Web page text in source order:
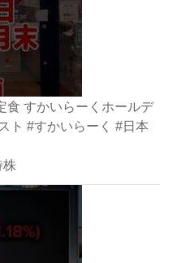
食 すかいらーくホールデ
ト #すかいらーく #日本
株